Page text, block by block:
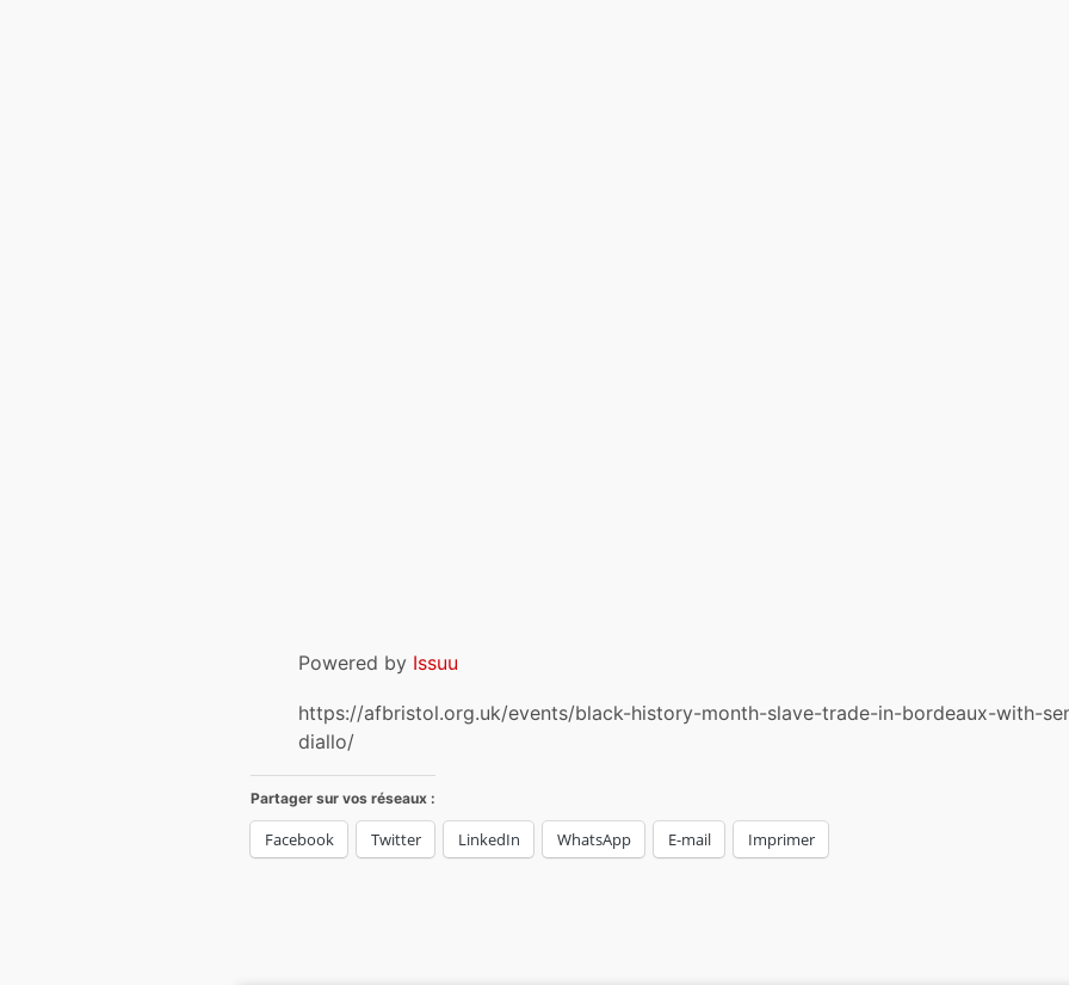
Powered by Issuu
https://afbristol.org.uk/events/black-history-month-slave-trade-in-bordeaux-with-
diallo/
Partager sur vos réseaux :
Facebook Twitter LinkedIn WhatsApp E-mail Imprimer